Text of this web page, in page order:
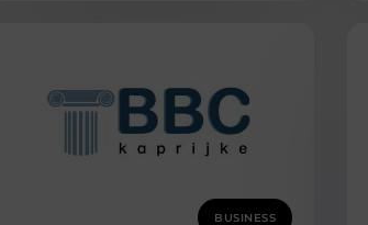
BUSINESS